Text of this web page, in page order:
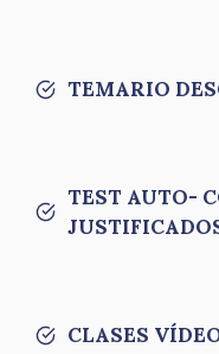
TEMARIO
TEST AUTO-
CLASES